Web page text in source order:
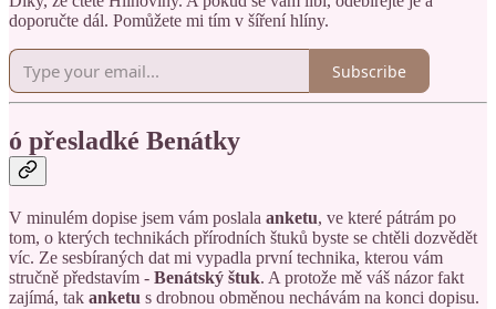
doporučte dál. Pomůžete mi tím v šíření hlíny.
Subscribe
ó přesladké Benátky
V minulém dopise jsem vám poslala anketu, ve které pátrám po
tom, o kterých technikách přírodních štuků byste se chtěli dozvědět
víc. Ze sesbíraných dat mi vypadla první technika, kterou vám
stručně představím - Benátský štuk. A protože mě váš názor fakt
zajímá, tak anketu s drobnou obměnou nechávám na konci dopisu.